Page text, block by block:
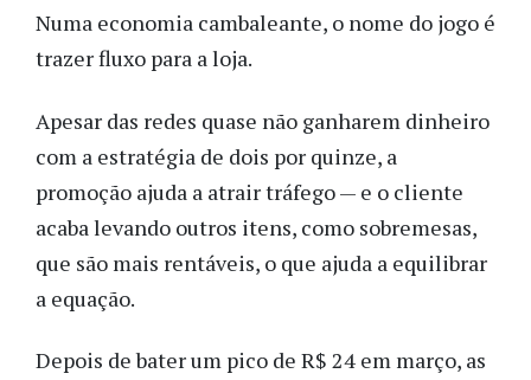
Numa economia cambaleante, o nome do jogo é
trazer fluxo para a loja.
Apesar das redes quase não ganharem dinheiro
com a estratégia de dois por quinze, a
promoção ajuda a atrair tráfego — e o cliente
acaba levando outros itens, como sobremesas,
que são mais rentáveis, o que ajuda a equilibrar
a equação.
Depois de bater um pico de R$ 24 em março, as